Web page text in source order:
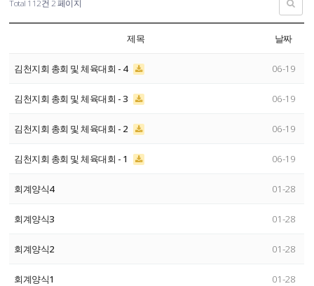
Total 112건 2 페이지
제목 날짜
김천지회 총회 및 체육대회 - 4 06-19
김천지회 총회 및 체육대회 - 3 06-19
김천지회 총회 및 체육대회 - 2 06-19
김천지회 총회 및 체육대회 - 1 06-19
회계양식4 01-28
회계양식3 01-28
회계양식2 01-28
회계양식1 01-28